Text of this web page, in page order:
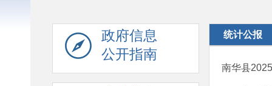
政府信息
公开指南
统计公报
南华县